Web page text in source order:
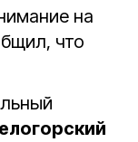
на
что